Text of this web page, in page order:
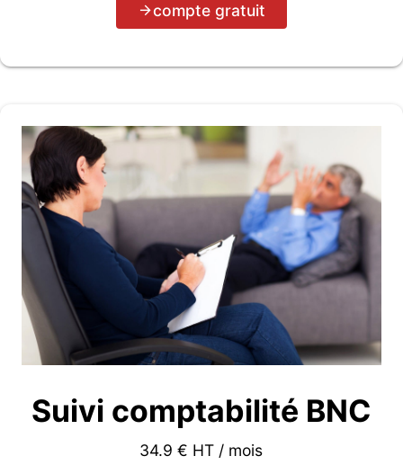
compte gratuit
Suivi comptabilité BNC
34.9 € HT / mois